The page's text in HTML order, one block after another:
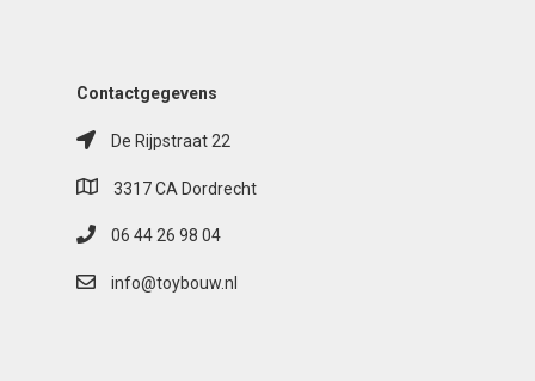
Contactgegevens
De Rijpstraat 22
3317 CA Dordrecht
06 44 26 98 04
info@toybouw.nl